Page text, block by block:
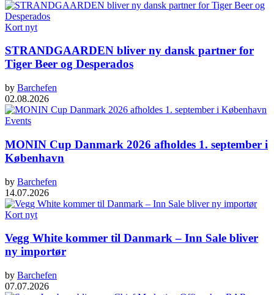
Kort nyt
STRANDGAARDEN bliver ny dansk partner for
Tiger Beer og Desperados
by Barchefen
02.08.2026
Events
MONIN Cup Danmark 2026 afholdes 1. september i
København
by Barchefen
14.07.2026
Kort nyt
Vegg White kommer til Danmark – Inn Sale bliver
ny importør
by Barchefen
07.07.2026